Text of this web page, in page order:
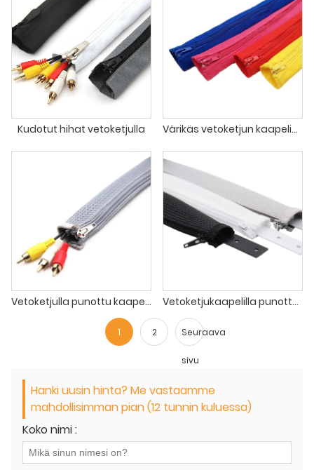
Kudotut hihat vetoketjulla Värikäs vetoketjun kaapeliholkki
Vetoketjulla punottu kaapeliholkki Vetoketjukaapelilla punottu holkki tiivisteellä
1 2 Seuraava
sivu
Hanki uusin hinta? Me vastaamme
mahdollisimman pian (12 tunnin kuluessa)
Koko nimi :